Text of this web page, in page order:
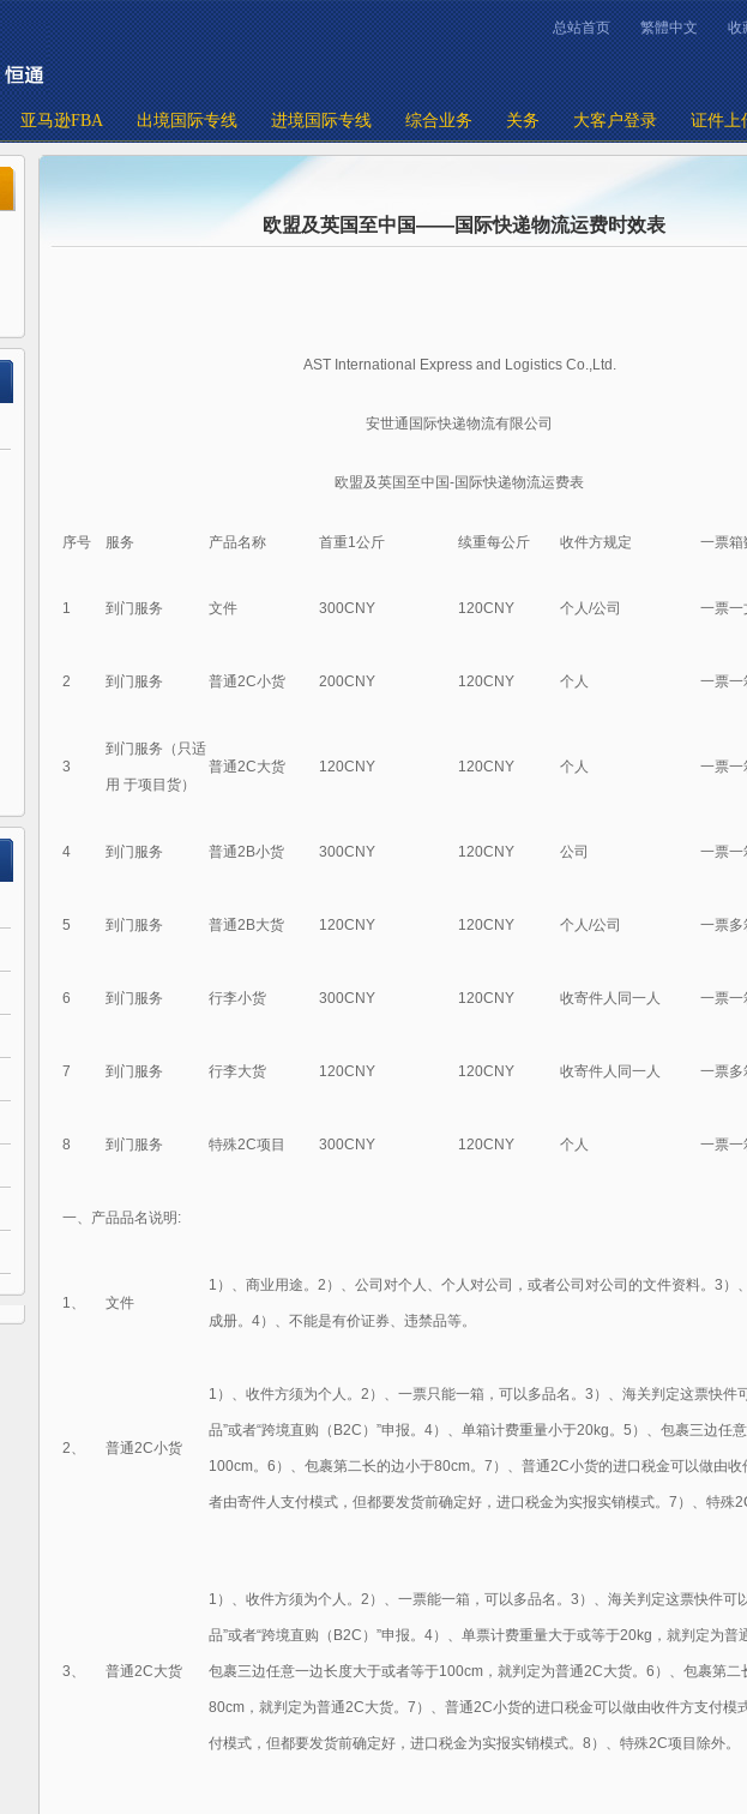
总站首页 繁體中文 收
亚马逊FBA 出境国际专线 进境国际专线 综合业务 关务 大客户登录 证件上
欧盟及英国至中国——国际快递物流运费时效表
AST International Express and Logistics Co.,Ltd.
安世通国际快递物流有限公司
欧盟及英国至中国-国际快递物流运费表
序号 服务 产品名称 首重1公斤 续重每公斤 收件方规定 一票箱
1 到门服务 文件 300CNY 120CNY 个人/公司 一票一
2 到门服务 普通2C小货 200CNY 120CNY 个人 一票一
3
到门服务（只适
用 于项目货）
普通2C大货 120CNY 120CNY 个人 一票一
4 到门服务 普通2B小货 300CNY 120CNY 公司 一票一
5 到门服务 普通2B大货 120CNY 120CNY 个人/公司 一票多
6 到门服务 行李小货 300CNY 120CNY 收寄件人同一人 一票一
7 到门服务 行李大货 120CNY 120CNY 收寄件人同一人 一票多
8 到门服务 特殊2C项目 300CNY 120CNY 个人 一票一
一、产品品名说明:
1、 文件
1）、商业用途。2）、公司对个人、个人对公司，或者公司对公司的文件资料。3）
成册。4）、不能是有价证券、违禁品等。
2、 普通2C小货
1）、收件方须为个人。2）、一票只能一箱，可以多品名。3）、海关判定这票快件
品”或者“跨境直购（B2C）”申报。4）、单箱计费重量小于20kg。5）、包裹三边任
100cm。6）、包裹第二长的边小于80cm。7）、普通2C小货的进口税金可以做由收
者由寄件人支付模式，但都要发货前确定好，进口税金为实报实销模式。7）、特殊
3、 普通2C大货
1）、收件方须为个人。2）、一票能一箱，可以多品名。3）、海关判定这票快件可
品”或者“跨境直购（B2C）”申报。4）、单票计费重量大于或等于20kg，就判定为普
包裹三边任意一边长度大于或者等于100cm，就判定为普通2C大货。6）、包裹第二
80cm，就判定为普通2C大货。7）、普通2C小货的进口税金可以做由收件方支付模
付模式，但都要发货前确定好，进口税金为实报实销模式。8）、特殊2C项目除外。